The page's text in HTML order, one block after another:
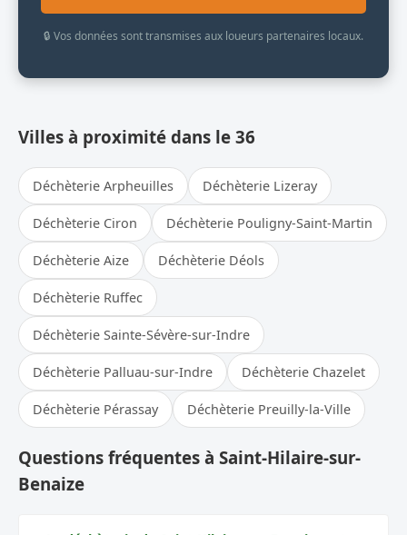
🔒 Vos données sont transmises aux loueurs partenaires locaux.
Villes à proximité dans le 36
Déchèterie Arpheuilles Déchèterie Lizeray
Déchèterie Ciron Déchèterie Pouligny-Saint-Martin
Déchèterie Aize Déchèterie Déols
Déchèterie Ruffec
Déchèterie Sainte-Sévère-sur-Indre
Déchèterie Palluau-sur-Indre Déchèterie Chazelet
Déchèterie Pérassay Déchèterie Preuilly-la-Ville
Questions fréquentes à Saint-Hilaire-sur-
Benaize